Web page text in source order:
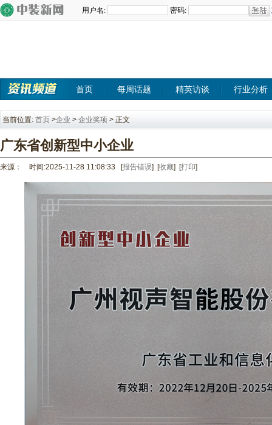
首页 每周话题 精英访谈 行业分析
当前位置: 首页 >企业 > 企业奖项 > 正文
广东省创新型中小企业
来源： 时间:2025-11-28 11:08:33 [报告错误] [收藏] [打印]